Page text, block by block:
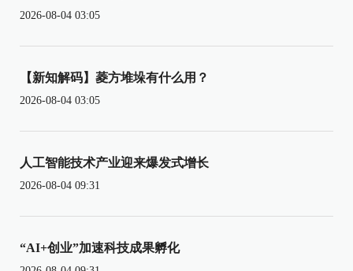
2026-08-04 03:05
【新知解码】菱方堆垛有什么用？
2026-08-04 03:05
人工智能技术产业迎来爆发式增长
2026-08-04 09:31
“AI+创业”加速科技成果孵化